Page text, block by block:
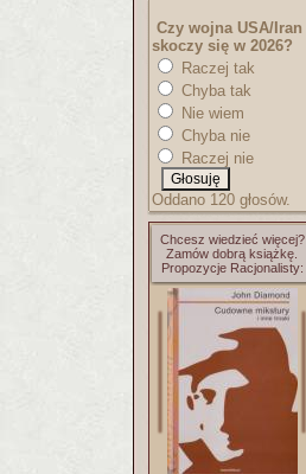
Czy wojna USA/Iran
skoczy się w 2026?
Raczej tak
Chyba tak
Nie wiem
Chyba nie
Raczej nie
Oddano 120 głosów.
Chcesz wiedzieć więcej?
Zamów dobrą książkę.
Propozycje Racjonalisty: